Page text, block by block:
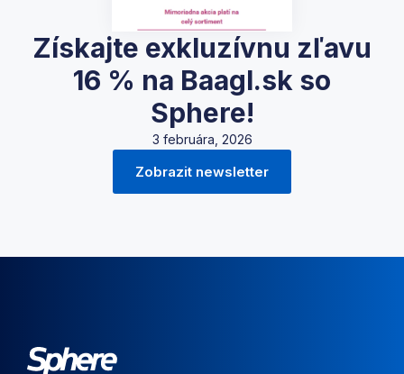
Získajte exkluzívnu zľavu
16 % na Baagl.sk so
Sphere!
3 februára, 2026
Zobrazit newsletter